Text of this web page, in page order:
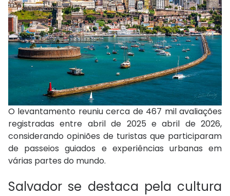
O levantamento reuniu cerca de 467 mil avaliações
registradas entre abril de 2025 e abril de 2026,
considerando opiniões de turistas que participaram
de passeios guiados e experiências urbanas em
várias partes do mundo.
Salvador se destaca pela cultura